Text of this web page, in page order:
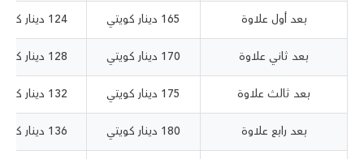
بعد أول علاوة 165 دينار كويتي 124 دينار كويتي
بعد ثاني علاوة 170 دينار كويتي 128 دينار كويتي
بعد ثالث علاوة 175 دينار كويتي 132 دينار كويتي
بعد رابع علاوة 180 دينار كويتي 136 دينار كويتي